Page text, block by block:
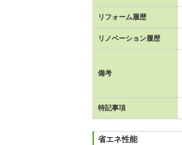
リフォーム履歴
リノベーション履歴
備考
特記事項
省エネ性能